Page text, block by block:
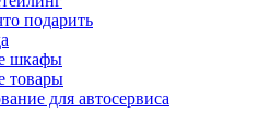
подарить
шкафы
товары
для автосервиса